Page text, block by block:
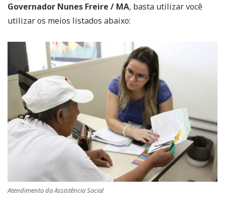
Governador Nunes Freire / MA, basta utilizar você
utilizar os meios listados abaixo:
Atendimento da Assistência Social